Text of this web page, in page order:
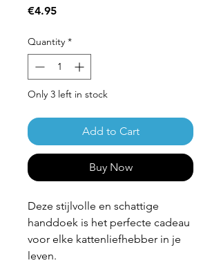
€4.95Price
Quantity *
Only 3 left in stock
Add to Cart
Buy Now
Deze stijlvolle en schattige
handdoek is het perfecte cadeau
voor elke kattenliefhebber in je
leven.